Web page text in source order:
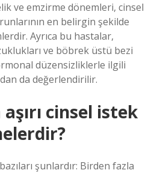
ve emzirme dönemleri, cinsel
en belirgin şekilde
Ayrıca bu hastalar,
ve böbrek üstü bezi
düzensizliklerle ilgili
da değerlendirilir.
cinsel istek
şunlardır: Birden fazla